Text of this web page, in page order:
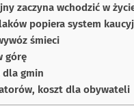
zaczyna wchodzić w
popiera system
śmieci
górę
dla gmin
koszt dla obywateli